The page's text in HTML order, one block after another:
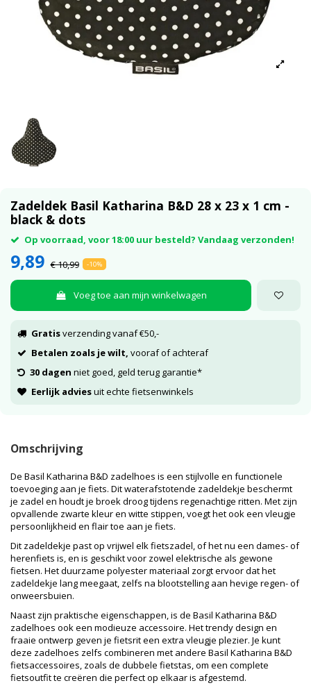
Zadeldek Basil Katharina B&D 28 x 23 x 1 cm -
black & dots
Op voorraad, voor 18:00 uur besteld? Vandaag verzonden!
9,89 € 10,99 -10%
Voeg toe aan mijn winkelwagen
Gratisverzending vanaf €50,-
Betalen zoals je wilt, vooraf of achteraf
30 dagen niet goed, geld terug garantie*
Eerlijk adviesuit echte fietsenwinkels
Omschrijving
De Basil Katharina B&D zadelhoes is een stijlvolle en functionele
toevoeging aan je fiets. Dit waterafstotende zadeldekje beschermt
je zadel en houdt je broek droog tijdens regenachtige ritten. Met zijn
opvallende zwarte kleur en witte stippen, voegt het ook een vleugje
persoonlijkheid en flair toe aan je fiets.
Dit zadeldekje past op vrijwel elk fietszadel, of het nu een dames- of
herenfiets is, en is geschikt voor zowel elektrische als gewone
fietsen. Het duurzame polyester materiaal zorgt ervoor dat het
zadeldekje lang meegaat, zelfs na blootstelling aan hevige regen- of
onweersbuien.
Naast zijn praktische eigenschappen, is de Basil Katharina B&D
zadelhoes ook een modieuze accessoire. Het trendy design en
fraaie ontwerp geven je fietsrit een extra vleugje plezier. Je kunt
deze zadelhoes zelfs combineren met andere Basil Katharina B&D
fietsaccessoires, zoals de dubbele fietstas, om een complete
fietsoutfit te creëren die perfect op elkaar is afgestemd.